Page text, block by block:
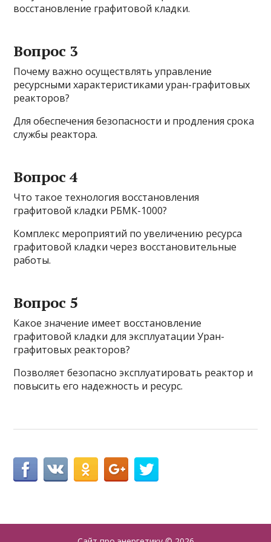
восстановление графитовой кладки.
Вопрос 3
Почему важно осуществлять управление
ресурсными характеристиками уран-графитовых
реакторов?
Для обеспечения безопасности и продления срока
службы реактора.
Вопрос 4
Что такое технология восстановления
графитовой кладки РБМК-1000?
Комплекс мероприятий по увеличению ресурса
графитовой кладки через восстановительные
работы.
Вопрос 5
Какое значение имеет восстановление
графитовой кладки для эксплуатации Уран-
графитовых реакторов?
Позволяет безопасно эксплуатировать реактор и
повысить его надежность и ресурс.